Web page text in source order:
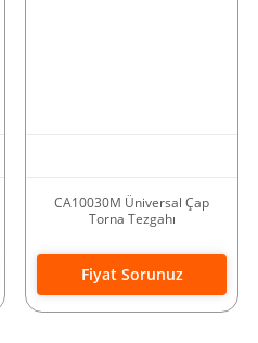
CA10030M Üniversal Çap
Torna Tezgahı
Fiyat Sorunuz